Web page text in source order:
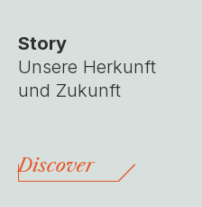
Story
Unsere Herkunft
und Zukunft
Discover